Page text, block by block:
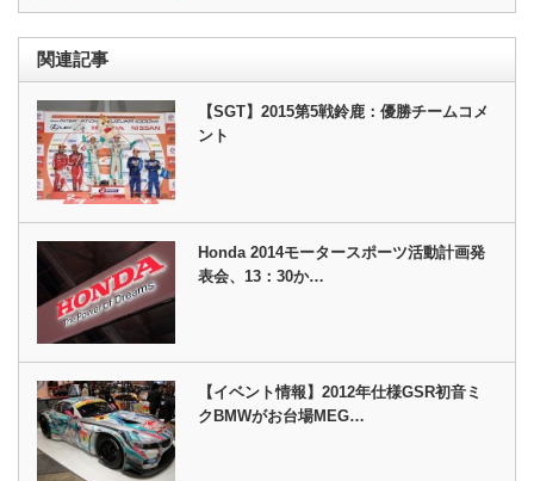
関連記事
【SGT】2015第5戦鈴鹿：優勝チームコメ
ント
Honda 2014モータースポーツ活動計画発
表会、13：30か…
【イベント情報】2012年仕様GSR初音ミ
クBMWがお台場MEG…